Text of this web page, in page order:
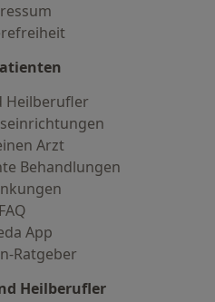
Heilberufler
Arzt
Behandlungen
FAQ
App
Ratgeber
Heilberufler